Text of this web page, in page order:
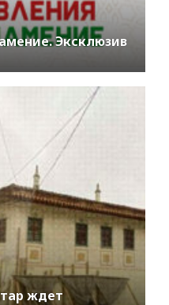
Эксклюзив
ждет